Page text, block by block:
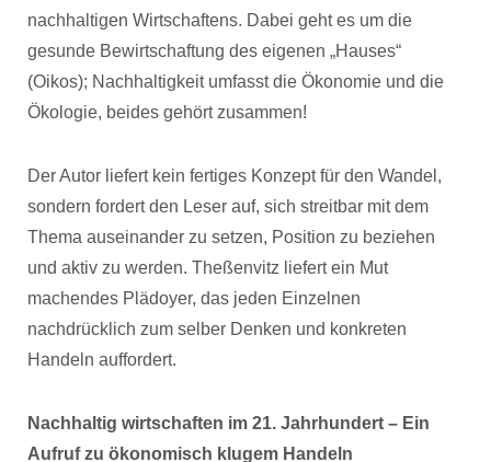
nachhaltigen Wirtschaftens. Dabei geht es um die
gesunde Bewirtschaftung des eigenen „Hauses“
(Oikos); Nachhaltigkeit umfasst die Ökonomie und die
Ökologie, beides gehört zusammen!
Der Autor liefert kein fertiges Konzept für den Wandel,
sondern fordert den Leser auf, sich streitbar mit dem
Thema auseinander zu setzen, Position zu beziehen
und aktiv zu werden. Theßenvitz liefert ein Mut
machendes Plädoyer, das jeden Einzelnen
nachdrücklich zum selber Denken und konkreten
Handeln auffordert.
Nachhaltig wirtschaften im 21. Jahrhundert – Ein
Aufruf zu ökonomisch klugem Handeln